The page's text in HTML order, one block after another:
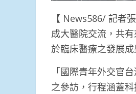
【 News586/ 記者
成大醫院交流，共
於臨床醫療之發展成
「國際青年外交官
之參訪，行程涵蓋